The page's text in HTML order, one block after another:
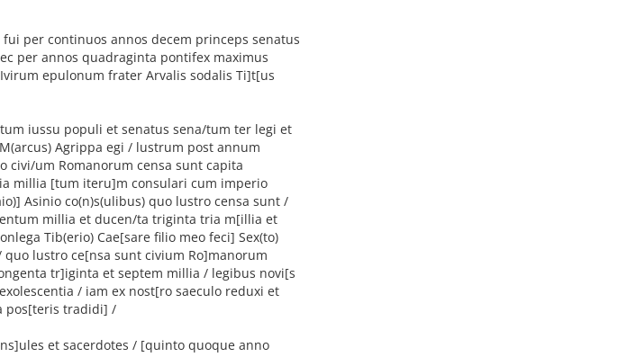
per continuos annos decem princeps senatus
per annos quadraginta pontifex maximus
epulonum frater Arvalis sodalis Ti]t[us
iussu populi et senatus sena/tum ter legi et
Agrippa egi / lustrum post annum
um Romanorum censa sunt capita
millia [tum iteru]m consulari cum imperio
Asinio co(n)s(ulibus) quo lustro censa sunt /
millia et ducen/ta triginta tria m[illia et
Tib(erio) Cae[sare filio meo feci] Sex(to)
quo lustro ce[nsa sunt civium Ro]manorum
tr]iginta et septem millia / legibus novi[s
/ iam ex nost[ro saeculo reduxi et
pos[teris tradidi] /
et sacerdotes / [quinto quoque anno